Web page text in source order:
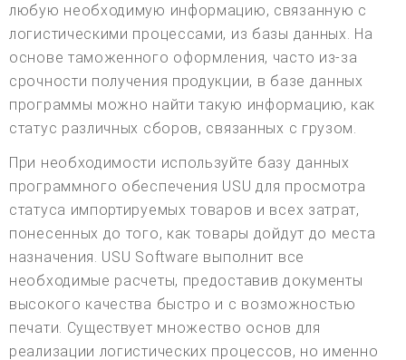
любую необходимую информацию, связанную с
логистическими процессами, из базы данных. На
основе таможенного оформления, часто из-за
срочности получения продукции, в базе данных
программы можно найти такую информацию, как
статус различных сборов, связанных с грузом.
При необходимости используйте базу данных
программного обеспечения USU для просмотра
статуса импортируемых товаров и всех затрат,
понесенных до того, как товары дойдут до места
назначения. USU Software выполнит все
необходимые расчеты, предоставив документы
высокого качества быстро и с возможностью
печати. Существует множество основ для
реализации логистических процессов, но именно